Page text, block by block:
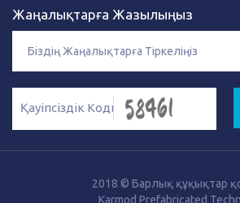
Жаңалықтарға Жазылыңыз
2018 © Барлық құқықтар
Karmod Prefabricated